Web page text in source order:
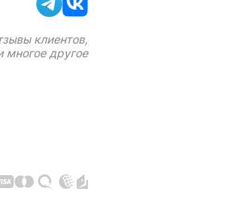
клиентов,
многое другое